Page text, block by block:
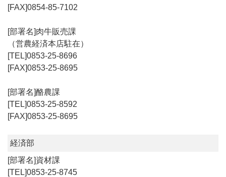
0854-85-7102
肉牛販売課
（営農経済本店駐在）
0853-25-8696
0853-25-8695
酪農課
0853-25-8592
0853-25-8695
経済部
資材課
0853-25-8745